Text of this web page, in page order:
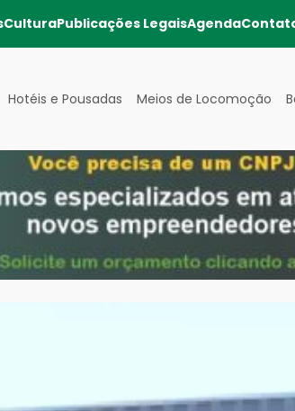
CulturaPublicações LegaisAgenda
Hotéis e Pousadas Meios de Locomoção